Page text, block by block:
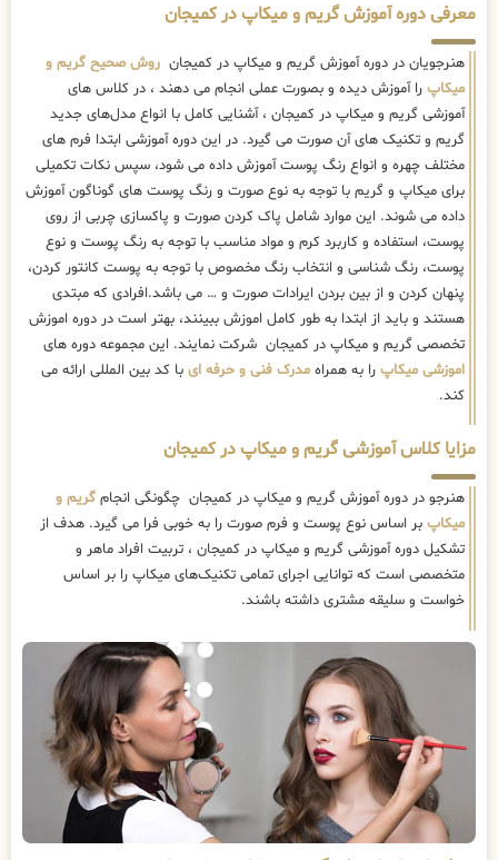
معرفی دوره آموزش گریم و میکاپ در کمیجان
هنرجویان در دوره آموزش گریم و میکاپ در کمیجان روش صحیح گریم و
میکاپ را آموزش دیده و بصورت عملی انجام می دهند ، در کلاس های
آموزشی گریم و میکاپ در کمیجان ، آشنایی کامل با انواع مدل‌های جدید
گریم و تکنیک های آن صورت می گیرد. در این دوره آموزشی ابتدا فرم های
مختلف چهره و انواع رنگ پوست آموزش داده می شود، سپس نکات تکمیلی
برای میکاپ و گریم با توجه به نوع صورت و رنگ پوست های گوناگون آموزش
داده می شوند. این موارد شامل پاک کردن صورت و پاکسازی چربی از روی
پوست، استفاده و کاربرد کرم و مواد مناسب با توجه به رنگ پوست و نوع
پوست، رنگ شناسی و انتخاب رنگ مخصوص با توجه به پوست کانتور کردن،
پنهان کردن و از بین بردن ایرادات صورت و … می باشد.افرادی که مبتدی
هستند و باید از ابتدا به طور کامل اموزش ببینند، بهتر است در دوره اموزش
تخصصی گریم و میکاپ در کمیجان شرکت نمایند. این مجموعه دوره های
اموزشی میکاپ را به همراه مدرک فنی و حرفه ای با کد بین المللی ارائه می
کند.
مزایا کلاس آموزشی گریم و میکاپ در کمیجان
هنرجو در دوره آموزش گریم و میکاپ در کمیجان چگونگی انجام گریم و
میکاپ بر اساس نوع پوست و فرم صورت را به خوبی فرا می گیرد. هدف از
تشکیل دوره آموزشی گریم و میکاپ در کمیجان ، تربیت افراد ماهر و
متخصصی است که توانایی اجرای تمامی تکنیک‌های میکاپ را بر اساس
خواست و سلیقه مشتری داشته باشند.